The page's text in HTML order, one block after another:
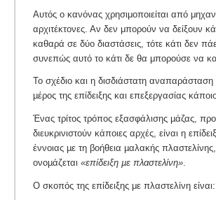
Αυτός ο κανόνας χρησιμοποιείται από
αρχιτέκτονες. Αν δεν μπορούν να δείξουν
καθαρά σε δύο διαστάσεις, τότε κάτι δεν
συνεπώς αυτό το κάτι δε θα μπορούσε να
Το σχέδιο και η δισδιάστατη
µέρος της επίδειξης και επεξεργασίας
Ένας τρίτος τρόπος εξασφάλισης µάζας,
διευκρινιστούν κάποιες αρχές, είναι η
έννοιας µε τη βοήθεια µαλακής
ονοµάζεται «επίδειξη µε πλαστελίνη».
Ο σκοπός της επίδειξης με πλαστελίνη είναι: